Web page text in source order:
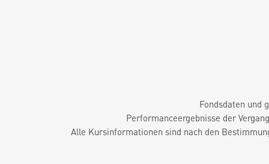
Fondsdaten und
Performanceergebnisse der
Alle Kursinformationen sind nach den